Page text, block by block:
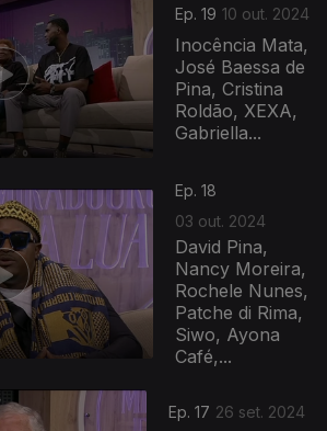
Ep. 19 10 out. 2024
Inocência Mata,
José Baessa de
Pina, Cristina
Roldão, XEXA,
Gabriella...
Ep. 18
03 out. 2024
David Pina,
Nancy Moreira,
Rochele Nunes,
Patche di Rima,
Siwo, Ayona
Café,...
Ep. 17 26 set. 2024